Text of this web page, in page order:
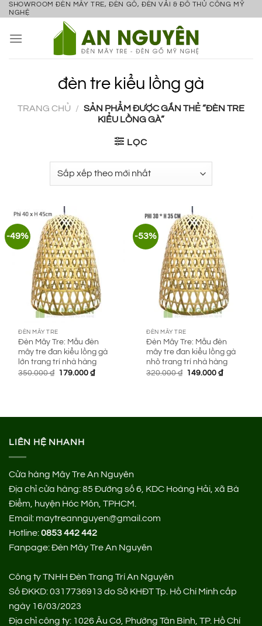
Bỏ
nội
SHOWROOM ĐÈN MÂY TRE, ĐÈN GỖ, ĐÈN VẢI & ĐỒ THỦ CÔNG MỸ
NGHỆ
đèn tre kiểu lồng gà
TRANG CHỦ / SẢN PHẨM ĐƯỢC GẮN THẺ “ĐÈN TRE
KIỂU LỒNG GÀ”
LỌC
-49%
ĐÈN MÂY TRE
Đèn Mây Tre: Mẫu đèn
mây tre đan kiểu lồng gà
lớn trang trí nhà hàng
350.000₫ Giá
179.000₫Giá
-53%
ĐÈN MÂY TRE
Đèn Mây Tre: Mẫu đèn
mây tre đan kiểu lồng gà
nhỏ trang trí nhà hàng
320.000₫ Giá
149.000₫Giá
LIÊN HỆ NHANH
Cửa hàng Mây Tre An Nguyên
Địa chỉ cửa hàng:85 Đường số 6, KDC Hoàng Hải, xã Bà
Điểm, huyện Hóc Môn, TPHCM.
Email: maytreannguyen@gmail.com
Hotline:0853 442 442
Fanpage:Đèn Mây Tre An Nguyên
Công ty TNHH Đèn Trang Trí An Nguyên
Số ĐKKD: 0317736913 do Sở KHĐT Tp. Hồ Chí Minh cấp
ngày 16/03/2023
Địa chỉ công ty: 1026 Âu Cơ, Phường Tân Bình, TP. Hồ Chí